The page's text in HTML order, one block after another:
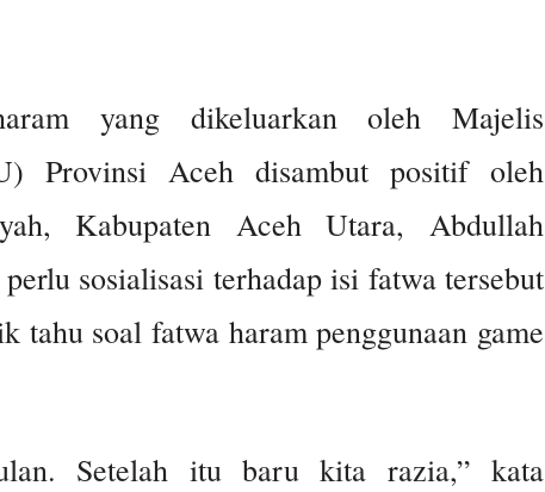
yang dikeluarkan oleh Majelis
Provinsi Aceh disambut positif oleh
Kabupaten Aceh Utara, Abdullah
sosialisasi terhadap isi fatwa tersebut
tahu soal fatwa haram penggunaan game
Setelah itu baru kita razia,” kata